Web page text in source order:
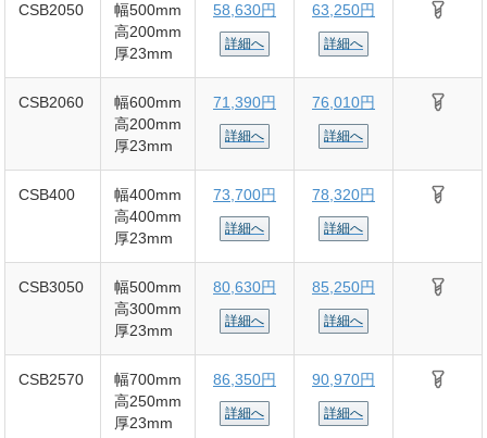
CSB2050
幅500mm
高200mm
厚23mm
58,630円
詳細へ
63,250円
詳細へ
CSB2060
幅600mm
高200mm
厚23mm
71,390円
詳細へ
76,010円
詳細へ
CSB400
幅400mm
高400mm
厚23mm
73,700円
詳細へ
78,320円
詳細へ
CSB3050
幅500mm
高300mm
厚23mm
80,630円
詳細へ
85,250円
詳細へ
CSB2570
幅700mm
高250mm
厚23mm
86,350円
詳細へ
90,970円
詳細へ